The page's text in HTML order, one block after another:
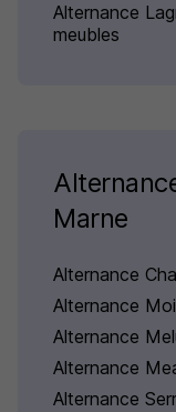
Alternance
meubles
Marne
Alternance
Alternance
Alternance
Alternance
Alternance